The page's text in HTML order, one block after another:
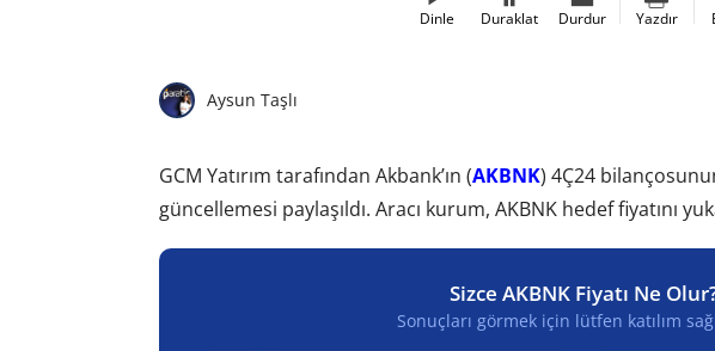
Dinle Duraklat Durdur Yazdır
Aysun Taşlı
GCM Yatırım tarafından Akbank’ın (AKBNK) 4Ç24
güncellemesi paylaşıldı. Aracı kurum, AKBNK hedef fiyatını
Sizce AKBNK Fiyatı Ne
Sonuçları görmek için lütfen katılım